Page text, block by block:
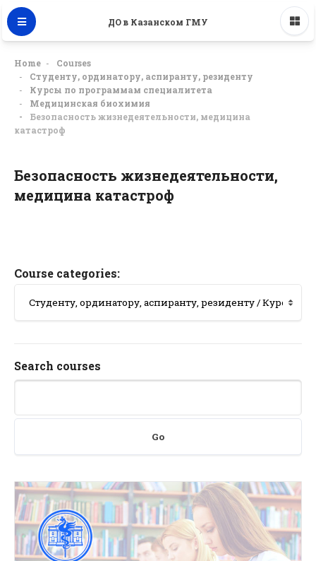
ДО в Казанском ГМУ
Home
Courses
Студенту, ординатору, аспиранту, резиденту
Курсы по программам специалитета
Медицинская биохимия
Безопасность жизнедеятельности, медицина
катастроф
Безопасность жизнедеятельности,
медицина катастроф
Course categories:
Search courses
Go